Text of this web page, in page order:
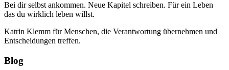
Bei dir selbst ankommen. Neue Kapitel schreiben. Für ein Leben
das du wirklich leben willst.
Katrin Klemm für Menschen, die Verantwortung übernehmen und
Entscheidungen treffen.
Blog